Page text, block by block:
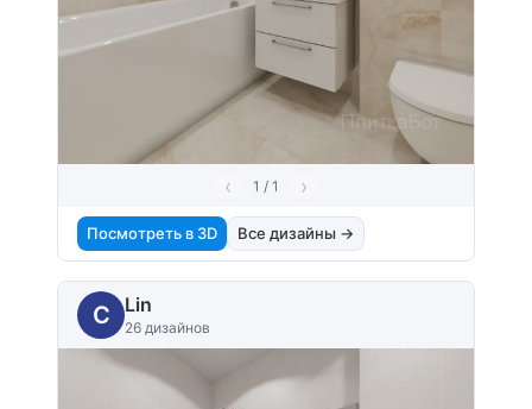
‹ 1 / 1 ›
Посмотреть в 3D Все дизайны →
C Lin
26 дизайнов